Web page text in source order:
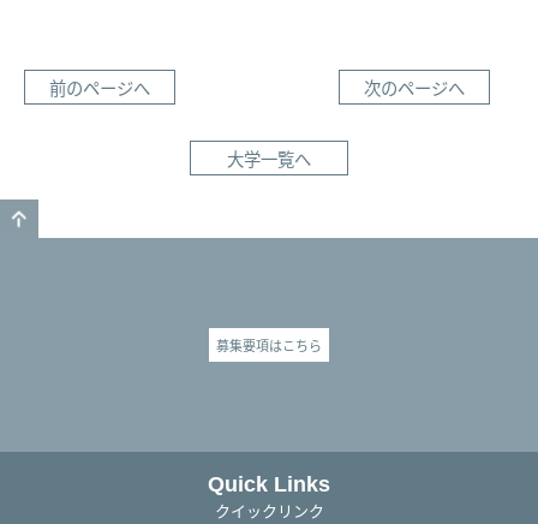
前のページへ 次のページへ
大学一覧へ
募集要項はこちら
Quick Links
クイックリンク